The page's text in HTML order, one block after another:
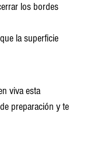
los bordes
la superficie
viva esta
preparación y te